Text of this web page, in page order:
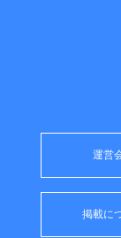
運営
掲載に